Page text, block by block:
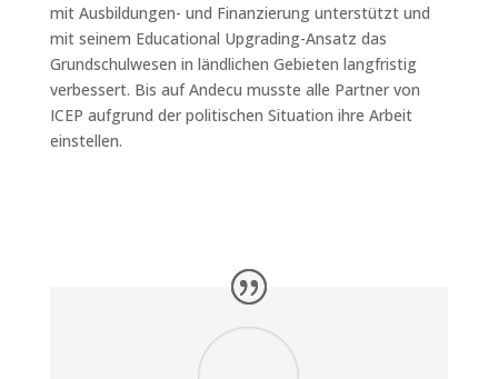
mit Ausbildungen- und Finanzierung unterstützt und
mit seinem Educational Upgrading-Ansatz das
Grundschulwesen in ländlichen Gebieten langfristig
verbessert. Bis auf Andecu musste alle Partner von
ICEP aufgrund der politischen Situation ihre Arbeit
einstellen.